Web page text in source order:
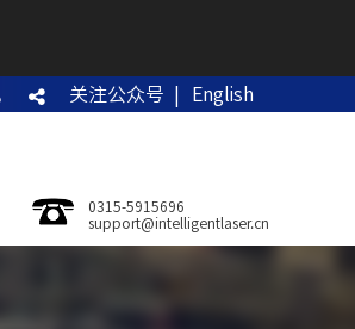
关注公众号 | English
0315-5915696
support@intelligentlaser.cn